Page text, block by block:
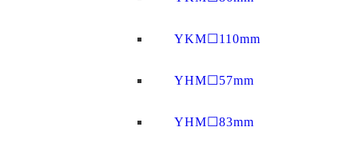
YKM☐110mm
YHM☐57mm
YHM☐83mm